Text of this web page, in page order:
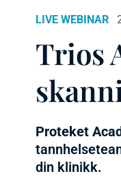
LIVE WEBINAR
Trios
Proteket
din klinikk.